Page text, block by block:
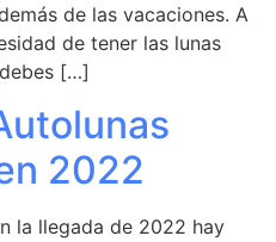
de las vacaciones. A
de tener las lunas
[…]
2022
la llegada de 2022 hay